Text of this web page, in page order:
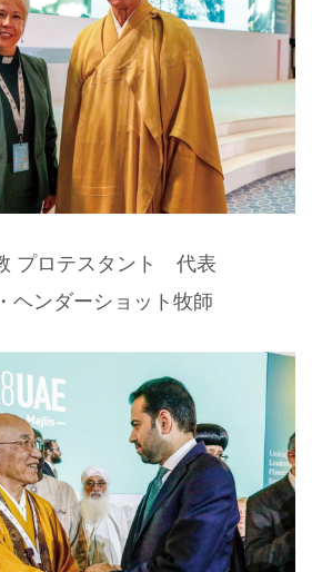
プロテスタント 代表
ヘンダーショット牧師